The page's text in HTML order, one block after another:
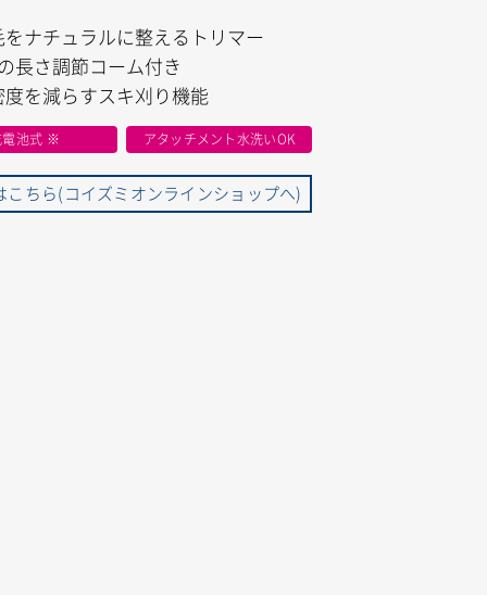
ナチュラルに整えるトリマー
長さ調節コーム付き
を減らすスキ刈り機能
電池式 ※ アタッチメント水洗いOK
こちら(コイズミオンラインショップへ)